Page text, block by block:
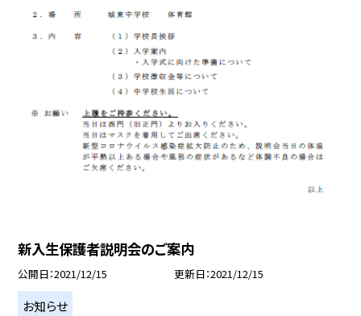
新入生保護者説明会のご案内
公開日 2021/12/15 更新日 2021/12/15
お知らせ